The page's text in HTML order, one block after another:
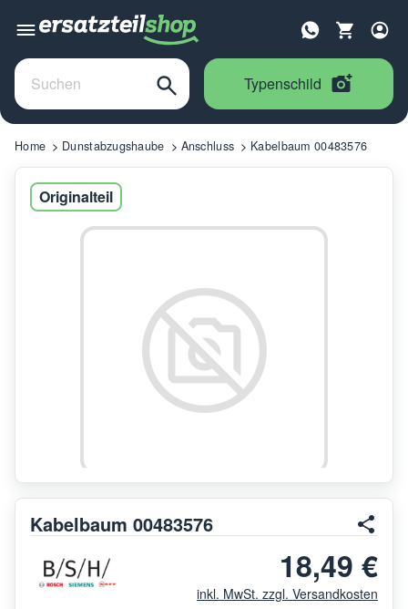
Typenschild
Home Dunstabzugshaube Anschluss Kabelbaum 00483576
Originalteil
Kabelbaum 00483576
18,49 €
inkl. MwSt. zzgl. Versandkosten